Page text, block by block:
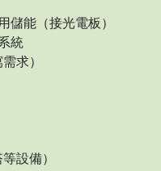
儲能（接光電板）
統
求）
設備）